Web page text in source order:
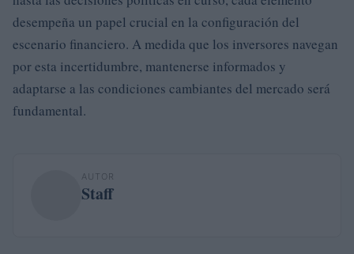
desempeña un papel crucial en la configuración del
escenario financiero. A medida que los inversores navegan
por esta incertidumbre, mantenerse informados y
adaptarse a las condiciones cambiantes del mercado será
fundamental.
AUTOR
Staff